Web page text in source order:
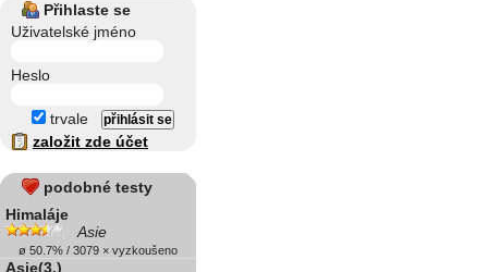
Přihlaste se
Uživatelské jméno
Heslo
trvale
založit zde účet
podobné testy
Himaláje
Asie
ø 50.7% / 3079 × vyzkoušeno
Asie(3.)